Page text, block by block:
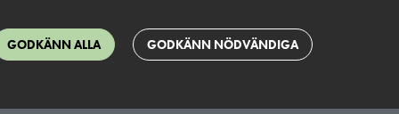
GODKÄNN ALLA GODKÄNN NÖDVÄNDIGA